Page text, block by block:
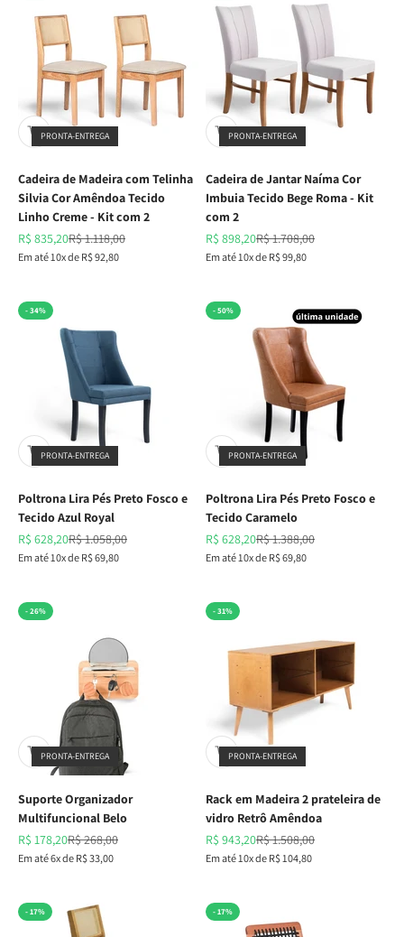
PRONTA-ENTREGA
Cadeira de Madeira com Telinha
Silvia Cor Amêndoa Tecido
Linho Creme - Kit com 2
Preço promocional
R$ 835,20Preço normal
R$ 1.118,00
Em até 10x de R$ 92,80
PRONTA-ENTREGA
Cadeira de Jantar Naíma Cor
Imbuia Tecido Bege Roma - Kit
com 2
Preço promocional
R$ 898,20Preço normal
R$ 1.708,00
Em até 10x de R$ 99,80
- 34%
PRONTA-ENTREGA
Poltrona Lira Pés Preto Fosco e
Tecido Azul Royal
Preço promocional
R$ 628,20Preço normal
R$ 1.058,00
Em até 10x de R$ 69,80
- 50%
PRONTA-ENTREGA
Poltrona Lira Pés Preto Fosco e
Tecido Caramelo
Preço promocional
R$ 628,20Preço normal
R$ 1.388,00
Em até 10x de R$ 69,80
- 26%
PRONTA-ENTREGA
Suporte Organizador
Multifuncional Belo
Preço promocional
R$ 178,20Preço normal
R$ 268,00
Em até 6x de R$ 33,00
- 31%
PRONTA-ENTREGA
Rack em Madeira 2 prateleira de
vidro Retrô Amêndoa
Preço promocional
R$ 943,20Preço normal
R$ 1.508,00
Em até 10x de R$ 104,80
- 17% - 17%